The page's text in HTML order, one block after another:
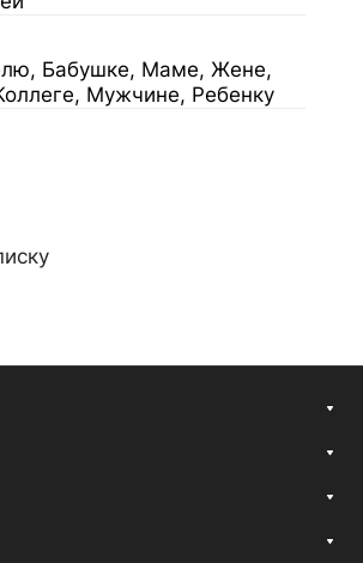
Бабушке, Маме, Жене,
Мужчине, Ребенку